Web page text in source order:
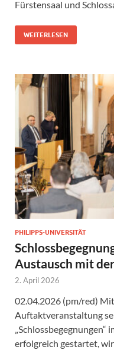
Fürstensaal und
WEITERLESEN
PHILIPPS-UNIVERSITÄT
Austausch mit
2. April 2026
02.04.2026 (pm/red)
Auftaktveranstaltung
erfolgreich gestartet,